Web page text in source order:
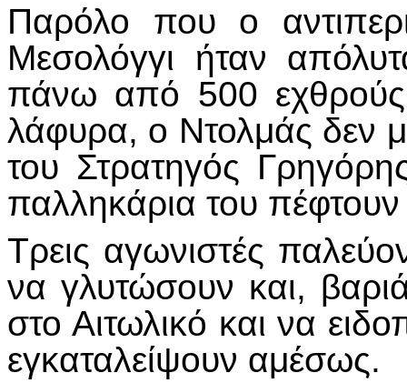
Παρόλο που ο
Μεσολόγγι ήταν
πάνω από 500
λάφυρα, ο Ντολμάς δεν
του Στρατηγός
παλληκάρια του πέφτουν
Τρεις αγωνιστές
να γλυτώσουν και,
στο Αιτωλικό και να
εγκαταλείψουν αμέσως.